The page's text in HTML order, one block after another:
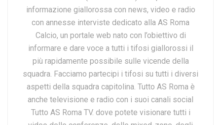
informazione giallorossa con news, video e radio
con annesse interviste dedicato alla AS Roma
Calcio, un portale web nato con l’obiettivo di
informare e dare voce a tutti i tifosi giallorossi il
più rapidamente possibile sulle vicende della
squadra. Facciamo partecipi i tifosi su tutti i diversi
aspetti della squadra capitolina. Tutto AS Roma è
anche televisione e radio con i suoi canali social
Tutto AS Roma TV. dove potete visionare tutti i